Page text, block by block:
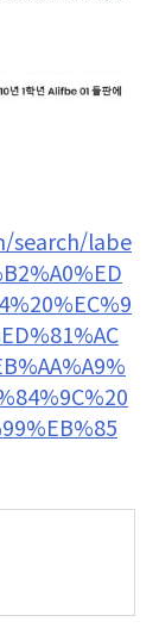
search/labe